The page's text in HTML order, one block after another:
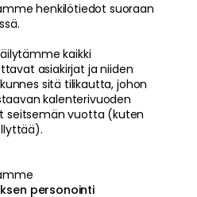
henkilötiedot suoraan
kaikki
asiakirjat ja niiden
sitä tilikautta, johon
kalenterivuoden
seitsemän vuotta (kuten
personointi